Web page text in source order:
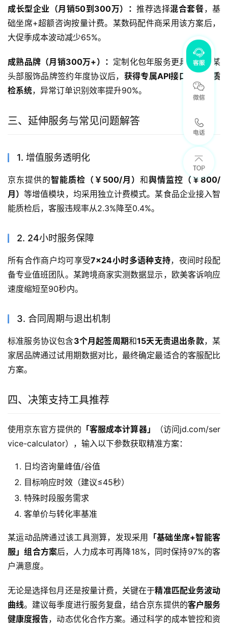
成长型企业（月销50到300万）：推荐选择混合套餐，基
础坐席+超额咨询按量计费。某数码配件商采用该方案后，
大促季成本波动减少65%。
成熟品牌（月销300万+）： 定制化包年服务更具优势，某
头部服饰品牌签约年度协议后， 获得专属API接口和定制质
检系统，异常订单识别效率提升90%。
三、延伸服务与常见问题解答
1. 增值服务透明化
京东提供的智能质检（￥500/月） 和舆情监控（￥800/
月）等增值模块，均采用独立计费模式。某食品企业接入智
能质检后，客服违规率从2.3%降至0.4%。
2. 24小时服务保障
所有合作商户均可享受7×24小时多语种支持，夜间时段配
备专业值班团队。某跨境商家实测数据显示，欧美客诉响应
速度缩短至90秒内。
3. 合同周期与退出机制
标准服务协议包含3个月起签周期和15天无责退出条款，某
家居品牌通过试用期数据对比，最终确定最适合的客服配比
方案。
四、决策支持工具推荐
使用京东官方提供的 「客服成本计算器」
（访问jd.com/ser
vice-calculator），输入以下参数获取精准方案：
日均咨询量峰值/谷值
目标响应时效（建议≤45秒）
特殊时段服务需求
客单价与转化率基准
某运动品牌通过该工具测算，发现采用
「基础坐席+智能客
服」组合方案后，人力成本可再降18%，同时保持97%的客
户满意度。
无论是选择包月还是按量计费，关键在于精准匹配业务波动
曲线。建议每季度进行服务复盘，结合京东提供的客户服务
健康度报告，动态优化合作方案。通过科学的成本管控和资